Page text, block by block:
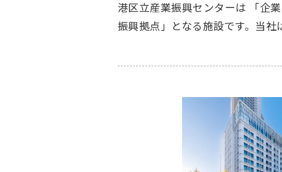
港区立産業振興センターは 「企
振興拠点」となる施設です。当社